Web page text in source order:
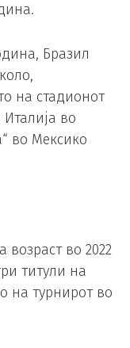
Бразил
на стадионот
во
во Мексико
во 2022
титули на
на турнирот во